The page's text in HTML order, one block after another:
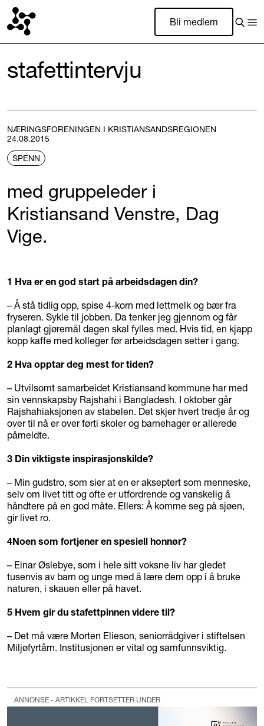
Bli medlem
stafettintervju
NÆRINGSFORENINGEN I KRISTIANSANDSREGIONEN
24.08.2015
SPENN
med gruppeleder i
Kristiansand Venstre, Dag
Vige.
1 Hva er en god start på arbeidsdagen din?
– Å stå tidlig opp, spise 4-korn med lettmelk og bær fra
fryseren. Sykle til jobben. Da tenker jeg gjennom og får
planlagt gjøremål dagen skal fylles med. Hvis tid, en kjapp
kopp kaffe med kolleger før arbeidsdagen setter i gang.
2 Hva opptar deg mest for tiden?
– Utvilsomt samarbeidet Kristiansand kommune har med
sin vennskapsby Rajshahi i Bangladesh. I oktober går
Rajshahiaksjonen av stabelen. Det skjer hvert tredje år og
over til nå er over førti skoler og barnehager er allerede
påmeldte.
3 Din viktigste inspirasjonskilde?
– Min gudstro, som sier at en er akseptert som menneske,
selv om livet titt og ofte er utfordrende og vanskelig å
håndtere på en god måte. Ellers: Å komme seg på sjøen,
gir livet ro.
4Noen som fortjener en spesiell honnør?
– Einar Øslebye, som i hele sitt voksne liv har gledet
tusenvis av barn og unge med å lære dem opp i å bruke
naturen, i skauen eller på havet.
5 Hvem gir du stafettpinnen videre til?
– Det må være Morten Elieson, seniorrådgiver i stiftelsen
Miljøfyrtårn. Institusjonen er vital og samfunnsviktig.
ANNONSE - ARTIKKEL FORTSETTER UNDER